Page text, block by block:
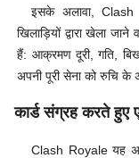
इसके अलावा,
खिलाड़ियों द्वारा खेला
हैं: आक्रमण दूरी, गति,
अपनी पूरी सेना को रुचि के
कार्ड संग्रह करते हुए
Clash Royale यह